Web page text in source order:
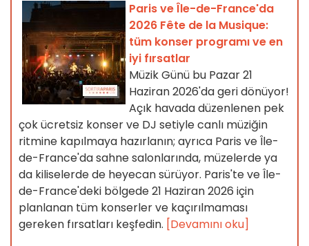
Paris ve Île-de-France'da
2026 Fête de la Musique:
tüm konser programı ve en
iyi fırsatlar
Müzik Günü bu Pazar 21
Haziran 2026'da geri dönüyor!
Açık havada düzenlenen pek
çok ücretsiz konser ve DJ setiyle canlı müziğin
ritmine kapılmaya hazırlanın; ayrıca Paris ve Île-
de-France'da sahne salonlarında, müzelerde ya
da kiliselerde de heyecan sürüyor. Paris'te ve Île-
de-France'deki bölgede 21 Haziran 2026 için
planlanan tüm konserler ve kaçırılmaması
gereken fırsatları keşfedin. [Devamını oku]